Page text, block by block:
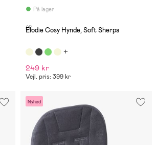
På lager
(1)
Elodie Cosy Hynde, Soft Sherpa
249 kr
Vejl. pris: 399 kr
Nyhed